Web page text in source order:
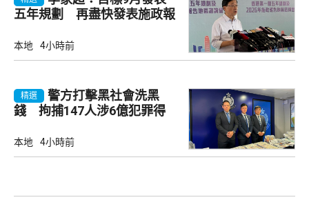
五年規劃 再盡快發表施政報
本地 4小時前
精選
警方打擊黑社會洗黑
錢 拘捕147人涉6億犯罪得
本地 4小時前